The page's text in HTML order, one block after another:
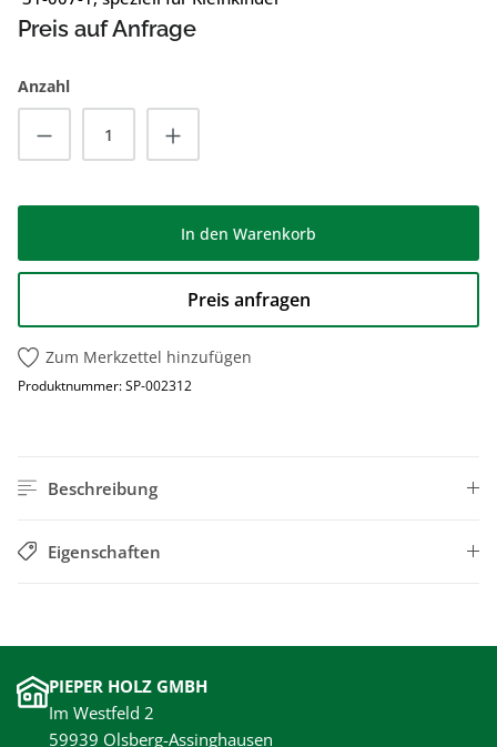
Preis auf Anfrage
Anzahl
Produkt Anzahl: Gib den gewünschten
In den Warenkorb
Preis anfragen
Zum Merkzettel hinzufügen
Produktnummer:SP-002312
Beschreibung
Eigenschaften
PIEPER HOLZ GMBH
Im Westfeld 2
59939 Olsberg-Assinghausen